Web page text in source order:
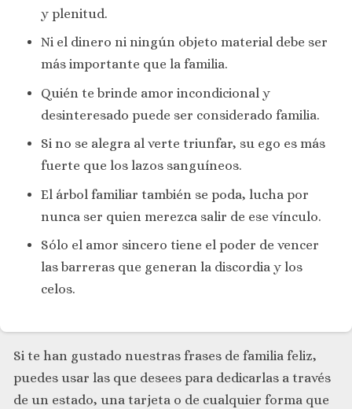
y plenitud.
Ni el dinero ni ningún objeto material debe ser
más importante que la familia.
Quién te brinde amor incondicional y
desinteresado puede ser considerado familia.
Si no se alegra al verte triunfar, su ego es más
fuerte que los lazos sanguíneos.
El árbol familiar también se poda, lucha por
nunca ser quien merezca salir de ese vínculo.
Sólo el amor sincero tiene el poder de vencer
las barreras que generan la discordia y los
celos.
Si te han gustado nuestras frases de familia feliz,
puedes usar las que desees para dedicarlas a través
de un estado, una tarjeta o de cualquier forma que